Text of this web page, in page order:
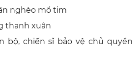
nghèo mổ tim
thanh xuân
bộ, chiến sĩ bảo vệ chủ quyền